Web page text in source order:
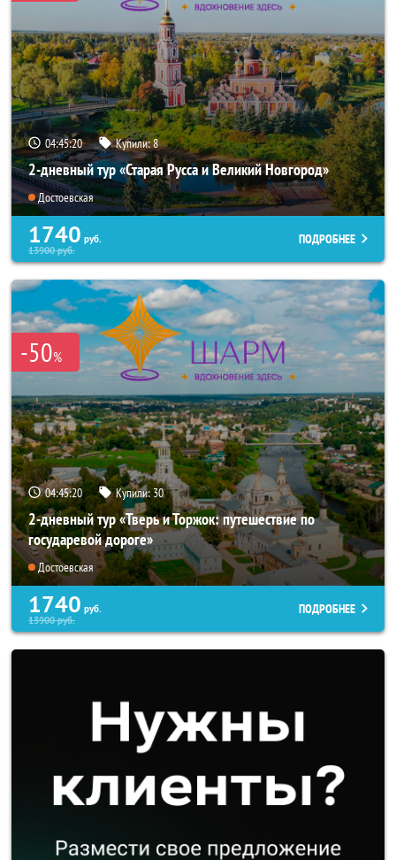
04:45:18 Купили:8
2-дневный тур «Старая Русса и Великий Новгород»
Достоевская
1740 руб.
13900руб.
ПОДРОБНЕЕ
-50%
04:45:18 Купили:30
2-дневный тур «Тверь и Торжок: путешествие по
государевой дороге»
Достоевская
1740 руб.
13900руб.
ПОДРОБНЕЕ